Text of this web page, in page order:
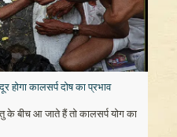
होगा कालसर्प दोष का प्रभाव
बीच आ जाते हैं तो कालसर्प योग का